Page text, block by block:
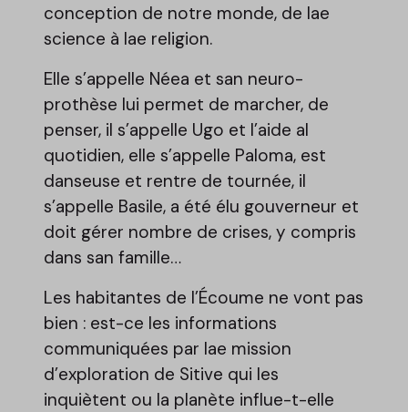
conception de notre monde, de lae
science à lae religion.
Elle s’appelle Néea et san neuro-
prothèse lui permet de marcher, de
penser, il s’appelle Ugo et l’aide al
quotidien, elle s’appelle Paloma, est
danseuse et rentre de tournée, il
s’appelle Basile, a été élu gouverneur et
doit gérer nombre de crises, y compris
dans san famille…
Les habitantes de l’Écoume ne vont pas
bien : est-ce les informations
communiquées par lae mission
d’exploration de Sitive qui les
inquiètent ou la planète influe-t-elle